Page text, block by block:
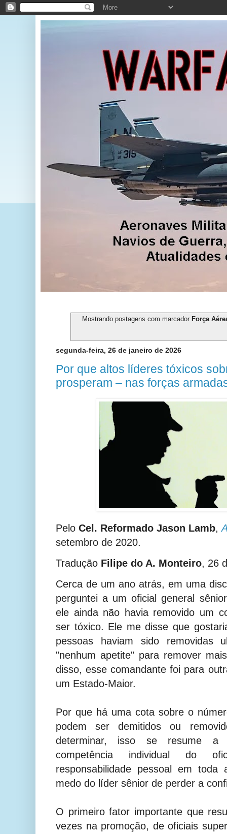
Mostrando postagens com marcador Força
segunda-feira, 26 de janeiro de 2026
Por que altos líderes tóxicos
prosperam – nas forças
Pelo Cel. Reformado Jason Lamb,
setembro de 2020.
Tradução Filipe do A. Monteiro, 26
Cerca de um ano atrás, em uma
perguntei a um oficial general
ele ainda não havia removido um
ser tóxico. Ele me disse que
pessoas haviam sido removidas
"nenhum apetite" para remover
disso, esse comandante foi para
um Estado-Maior.
Por que há uma cota sobre o
podem ser demitidos ou
determinar, isso se resume a
competência individual do
responsabilidade pessoal em
medo do líder sênior de perder a
O primeiro fator importante que
vezes na promoção, de oficiais